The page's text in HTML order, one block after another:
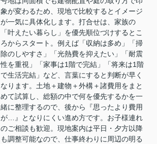
象が変わるため、現地で比較するとイメージ
が一気に具体化します。打合せは、家族の
「叶えたい暮らし」を優先順位づけするとこ
ろからスタート。例えば「収納は多め」「掃
除のしやすさ」「光熱費を抑えたい」「耐震
性を重視」「家事は1階で完結」「将来は1階
で生活完結」など、言葉にすると判断が早く
なります。土地＋建物＋外構＋諸費用をまと
めて試算し、総額の中で何を優先するかを一
緒に整理するので、後から『思ったより費用
が…』となりにくい進め方です。お子様連れ
のご相談も歓迎。現地案内は平日・夕方以降
も調整可能なので、仕事終わりに周辺の明る